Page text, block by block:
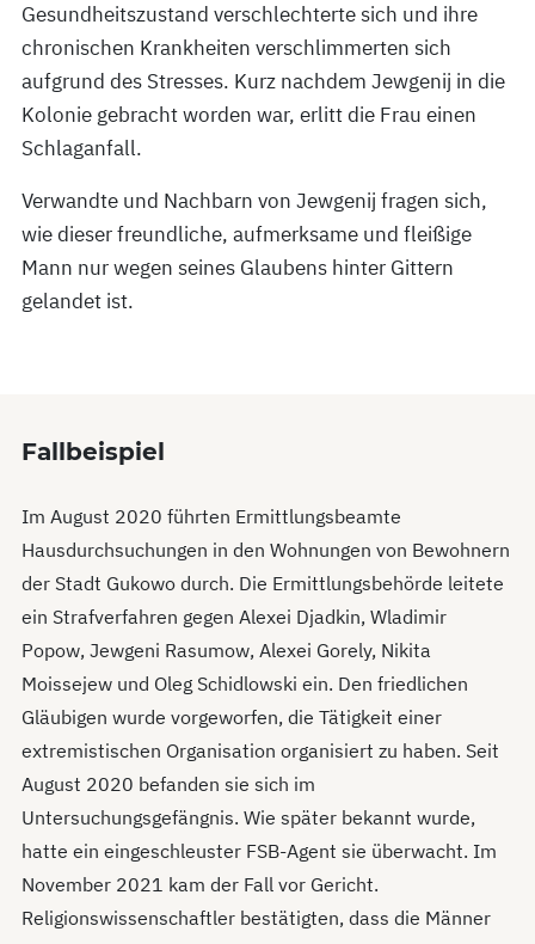
Gesundheitszustand verschlechterte sich und ihre
chronischen Krankheiten verschlimmerten sich
aufgrund des Stresses. Kurz nachdem Jewgenij in die
Kolonie gebracht worden war, erlitt die Frau einen
Schlaganfall.
Verwandte und Nachbarn von Jewgenij fragen sich,
wie dieser freundliche, aufmerksame und fleißige
Mann nur wegen seines Glaubens hinter Gittern
gelandet ist.
Fallbeispiel
Im August 2020 führten Ermittlungsbeamte
Hausdurchsuchungen in den Wohnungen von Bewohnern
der Stadt Gukowo durch. Die Ermittlungsbehörde leitete
ein Strafverfahren gegen Alexei Djadkin, Wladimir
Popow, Jewgeni Rasumow, Alexei Gorely, Nikita
Moissejew und Oleg Schidlow­ski ein. Den friedlichen
Gläubigen wurde vorgeworfen, die Tätigkeit einer
extremistischen Organisation organisiert zu haben. Seit
August 2020 befanden sie sich im
Untersuchungsgefängnis. Wie später bekannt wurde,
hatte ein eingeschleuster FSB-Agent sie überwacht. Im
November 2021 kam der Fall vor Gericht.
Religionswissenschaftler bestätigten, dass die Männer